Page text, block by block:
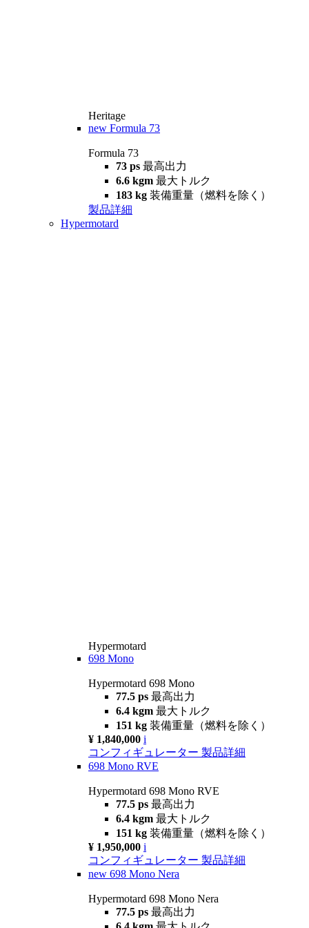
Heritage
new Formula 73
Formula 73
73 ps 最高出力
6.6 kgm 最大トルク
183 kg 装備重量（燃料を除く）
製品詳細
Hypermotard
Hypermotard
698 Mono
Hypermotard 698 Mono
77.5 ps 最高出力
6.4 kgm 最大トルク
151 kg 装備重量（燃料を除く）
¥ 1,840,000 i
コンフィギュレーター 製品詳細
698 Mono RVE
Hypermotard 698 Mono RVE
77.5 ps 最高出力
6.4 kgm 最大トルク
151 kg 装備重量（燃料を除く）
¥ 1,950,000 i
コンフィギュレーター 製品詳細
new 698 Mono Nera
Hypermotard 698 Mono Nera
77.5 ps 最高出力